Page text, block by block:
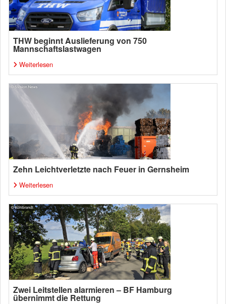
THW beginnt Auslieferung von 750
Mannschaftslastwagen
Weiterlesen
Zehn Leichtverletzte nach Feuer in Gernsheim
Weiterlesen
Zwei Leitstellen alarmieren – BF Hamburg
übernimmt die Rettung